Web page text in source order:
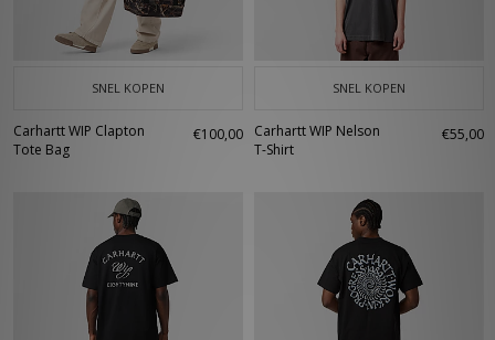
SNEL KOPEN
Carhartt WIP Clapton
Tote Bag
€100,00
SNEL KOPEN
Carhartt WIP Nelson
T-Shirt
€55,00